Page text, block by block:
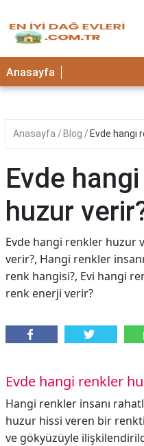
Anasayfa
Anasayfa Blog Evde hangi
Evde
huzur
Evde hangi renkler huzur
verir?, Hangi renkler
renk hangisi?, Evi hangi
renk enerji verir?
Evde hangi renkler
Hangi renkler insanı
huzur hissi veren bir
ve gökyüzüyle